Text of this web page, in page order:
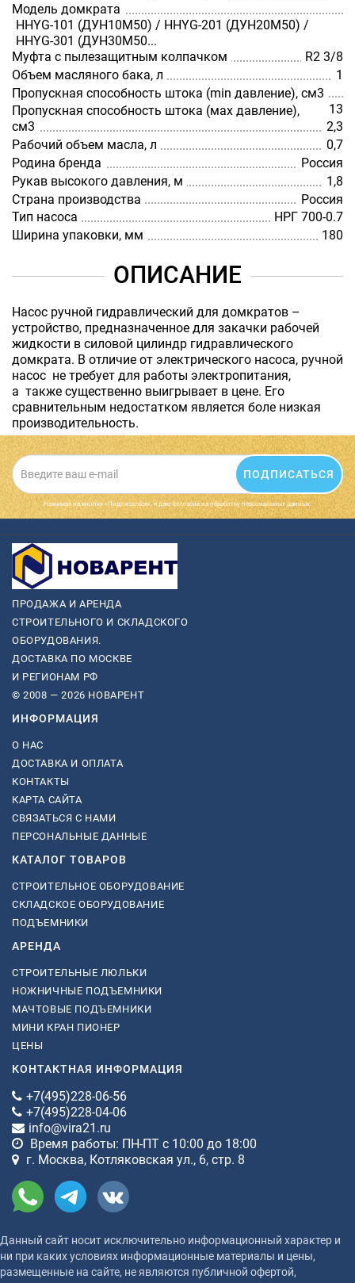
Модель домкрата
HHYG-101 (ДУН10М50) / HHYG-201 (ДУН20М50) /
HHYG-301 (ДУН30М50...
Муфта с пылезащитным колпачком
R2 3/8
Объем масляного бака, л
1
Пропускная способность штока (min давление), см3
13
Пропускная способность штока (мах давление),
см3
2,3
Рабочий объем масла, л
0,7
Родина бренда
Россия
Рукав высокого давления, м
1,8
Страна производства
Россия
Тип насоса
НРГ 700-0.7
Ширина упаковки, мм
180
ОПИСАНИЕ
Насос ручной гидравлический для домкратов –
устройство, предназначенное для закачки рабочей
жидкости в силовой цилиндр гидравлического
домкрата. В отличие от электрического насоса, ручной
насос не требует для работы электропитания,
а также существенно выигрывает в цене. Его
сравнительным недостатком является боле низкая
производительность.
ПОДПИСАТЬСЯ
Нажимая на кнопку «Подписаться», я даю cогласие на обработку персональных данных.
ПРОДАЖА И АРЕНДА
СТРОИТЕЛЬНОГО И СКЛАДСКОГО
ОБОРУДОВАНИЯ.
ДОСТАВКА ПО МОСКВЕ
И РЕГИОНАМ РФ
© 2008 — 2026 НОВАРЕНТ
ИНФОРМАЦИЯ
О НАС
ДОСТАВКА И ОПЛАТА
КОНТАКТЫ
КАРТА САЙТА
СВЯЗАТЬСЯ С НАМИ
ПЕРСОНАЛЬНЫЕ ДАННЫЕ
КАТАЛОГ ТОВАРОВ
СТРОИТЕЛЬНОЕ ОБОРУДОВАНИЕ
СКЛАДСКОЕ ОБОРУДОВАНИЕ
ПОДЪЕМНИКИ
АРЕНДА
СТРОИТЕЛЬНЫЕ ЛЮЛЬКИ
НОЖНИЧНЫЕ ПОДЪЕМНИКИ
МАЧТОВЫЕ ПОДЪЕМНИКИ
МИНИ КРАН ПИОНЕР
ЦЕНЫ
КОНТАКТНАЯ ИНФОРМАЦИЯ
+7(495)228-06-56
+7(495)228-04-06
info@vira21.ru
Время работы: ПН-ПТ с 10:00 до 18:00
г. Москва, Котляковская ул., 6, стр. 8
Данный сайт носит исключительно информационный характер и
ни при каких условиях информационные материалы и цены,
размещенные на сайте, не являются публичной офертой,